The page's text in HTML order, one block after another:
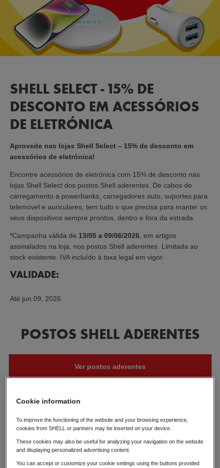
SHELL SELECT - 15% DE
DESCONTO EM ACESSÓRIOS
DE ELETRÓNICA
Aproveite nas lojas Shell Select – 15% de desconto em
acessórios de eletrónica!
Encontre acessórios de eletrónica com 15% de desconto nas
lojas Shell Select dos postos Shell aderentes. De cabos de
carregamento a powerbanks, carregadores auto, suportes para
telemóvel e auriculares, tem tudo o que precisa para manter os
seus dispositivos sempre prontos, dentro e fora da estrada.
*Campanha válida de 13/05 a 09/06/2026 , em artigos
assinalados na loja, nos postos Shell aderentes. Limitada ao
stock existente. IVA incluído à taxa legal em vigor.
VALIDADE:
Até jun 09, 2026
POSTOS SHELL ADERENTES
Ver postos aderentes
CHAVES 2
Recta da Seara, Sanjurge
Chaves
00:00 - 23:59
Cookie information
To improve the functioning of the website and your browsing experience,
cookies from SHELL or partners may be inserted on your device.
These cookies may also be useful for analyzing your navigation on the website
and displaying personalized advertising content.
You can accept or customize your cookie settings using the buttons provided